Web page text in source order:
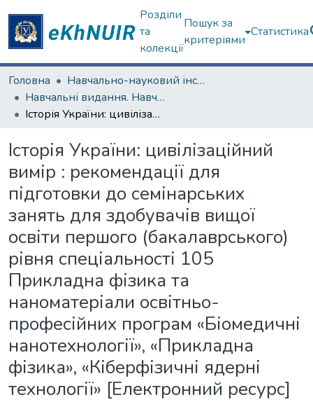
Розділи
та
колекції
Пошук за
критеріями
Статистика
Головна
Навчально-науковий інститут філософії, культурології, політології
Навчальні видання. Навчально-науковий інститут філософії, культурології, політології
Історія України: цивілізаційний вимір : рекомендації для підготовки до семінарських занять для здобувачів вищої освіти першого (бакалаврського) рівня спеціальності 105 Прикладна фізика та наноматеріали освітньо-професійних програм «Біомедичні нанотехнології», «Прикладна фізика», «Кіберфізичні ядерні технології» [Електронний ресурс]
Історія України: цивілізаційний
вимір : рекомендації для
підготовки до семінарських
занять для здобувачів вищої
освіти першого (бакалаврського)
рівня спеціальності 105
Прикладна фізика та
наноматеріали освітньо-
професійних програм «Біомедичні
нанотехнології», «Прикладна
фізика», «Кіберфізичні ядерні
технології» [Електронний ресурс]